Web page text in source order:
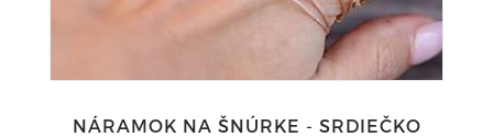
NÁRAMOK NA ŠNÚRKE - SRDIEČKO